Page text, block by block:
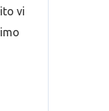
vi